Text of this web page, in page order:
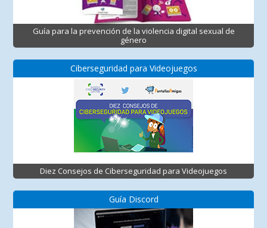
Guía para la prevención de la violencia digital sexual de
género
Ciberseguridad para Videojuegos
Diez Consejos de Ciberseguridad para Videojuegos
Guía Discord